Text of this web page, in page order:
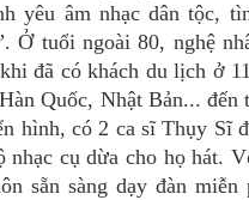
yêu âm nhạc dân tộc,
Ở tuổi ngoài 80, nghệ
đã có khách du lịch ở
Quốc, Nhật Bản... đến
hình, có 2 ca sĩ Thụy Sĩ
nhạc cụ dừa cho họ hát.
sẵn sàng dạy đàn miễn